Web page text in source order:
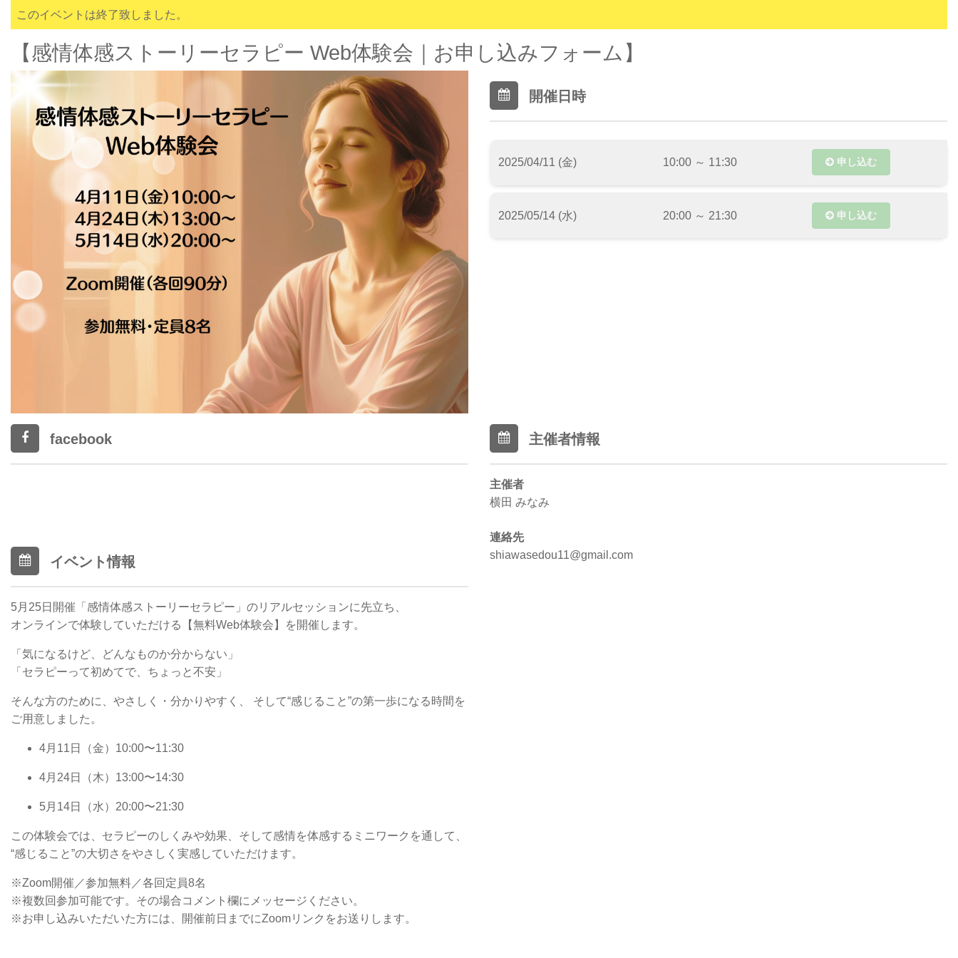
このイベントは終了致しました。
【感情体感ストーリーセラピー Web体験会｜お申し込みフォーム】
開催日時
2025/04/11 (金) 10:00 ～ 11:30 申し込む
2025/05/14 (水) 20:00 ～ 21:30 申し込む
facebook
イベント情報
5月25日開催「感情体感ストーリーセラピー」のリアルセッションに先立ち、
オンラインで体験していただける【無料Web体験会】を開催します。
「気になるけど、どんなものか分からない」
「セラピーって初めてで、ちょっと不安」
そんな方のために、やさしく・分かりやすく、 そして“感じること”の第一歩になる時間を
ご用意しました。
4月11日（金）10:00〜11:30
4月24日（木）13:00〜14:30
5月14日（水）20:00〜21:30
この体験会では、セラピーのしくみや効果、そして感情を体感するミニワークを通して、
“感じること”の大切さをやさしく実感していただけます。
※Zoom開催／参加無料／各回定員8名
※複数回参加可能です。その場合コメント欄にメッセージください。
※お申し込みいただいた方には、開催前日までにZoomリンクをお送りします。
主催者情報
主催者
横田 みなみ
連絡先
shiawasedou11@gmail.com